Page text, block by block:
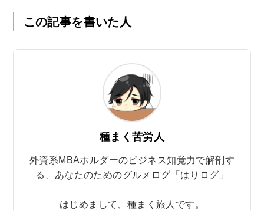
この記事を書いた人
種まく苦労人
外資系MBAホルダーのビジネス知覚力で解剖す
る、あなたのためのグルメログ「はりログ」
はじめまして、種まく旅人です。